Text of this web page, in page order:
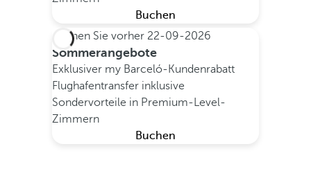
Buchen
Buchen Sie vorher 22-09-2026
Sommerangebote
Exklusiver my Barceló-Kundenrabatt
Flughafentransfer inklusive
Sondervorteile in Premium-Level-
Zimmern
Buchen